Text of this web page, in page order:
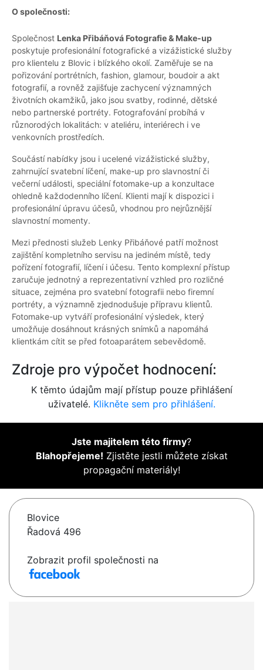
O společnosti:
Společnost Lenka Přibáňová Fotografie & Make-up
poskytuje profesionální fotografické a vizážistické služby
pro klientelu z Blovic i blízkého okolí. Zaměřuje se na
pořizování portrétních, fashion, glamour, boudoir a akt
fotografií, a rovněž zajišťuje zachycení významných
životních okamžiků, jako jsou svatby, rodinné, dětské
nebo partnerské portréty. Fotografování probíhá v
různorodých lokalitách: v ateliéru, interiérech i ve
venkovních prostředích.
Součástí nabídky jsou i ucelené vizážistické služby,
zahrnující svatební líčení, make-up pro slavnostní či
večerní události, speciální fotomake-up a konzultace
ohledně každodenního líčení. Klienti mají k dispozici i
profesionální úpravu účesů, vhodnou pro nejrůznější
slavnostní momenty.
Mezi přednosti služeb Lenky Přibáňové patří možnost
zajištění kompletního servisu na jediném místě, tedy
pořízení fotografií, líčení i účesu. Tento komplexní přístup
zaručuje jednotný a reprezentativní vzhled pro rozličné
situace, zejména pro svatební fotografii nebo firemní
portréty, a významně zjednodušuje přípravu klientů.
Fotomake-up vytváří profesionální výsledek, který
umožňuje dosáhnout krásných snímků a napomáhá
klientkám cítit se před fotoaparátem sebevědomě.
Zdroje pro výpočet hodnocení:
K těmto údajům mají přístup pouze přihlášení
uživatelé. Klikněte sem pro přihlášení.
Jste majitelem této firmy?
Blahopřejeme! Zjistěte jestli můžete získat
propagační materiály!
Blovice
Řadová 496
Zobrazit profil společnosti na